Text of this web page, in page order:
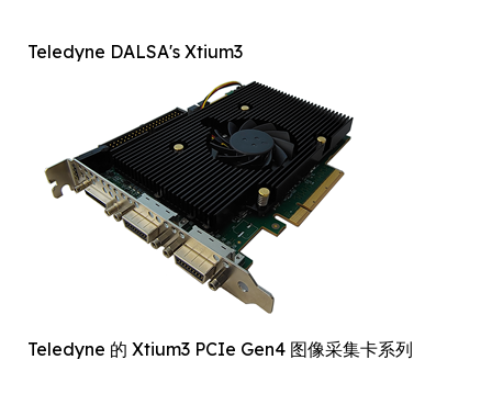
Teledyne DALSA's Xtium3
Teledyne 的 Xtium3 PCIe Gen4 图像采集卡系列